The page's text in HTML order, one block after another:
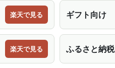
楽天で見る ギフト向け
楽天で見る ふるさと納税